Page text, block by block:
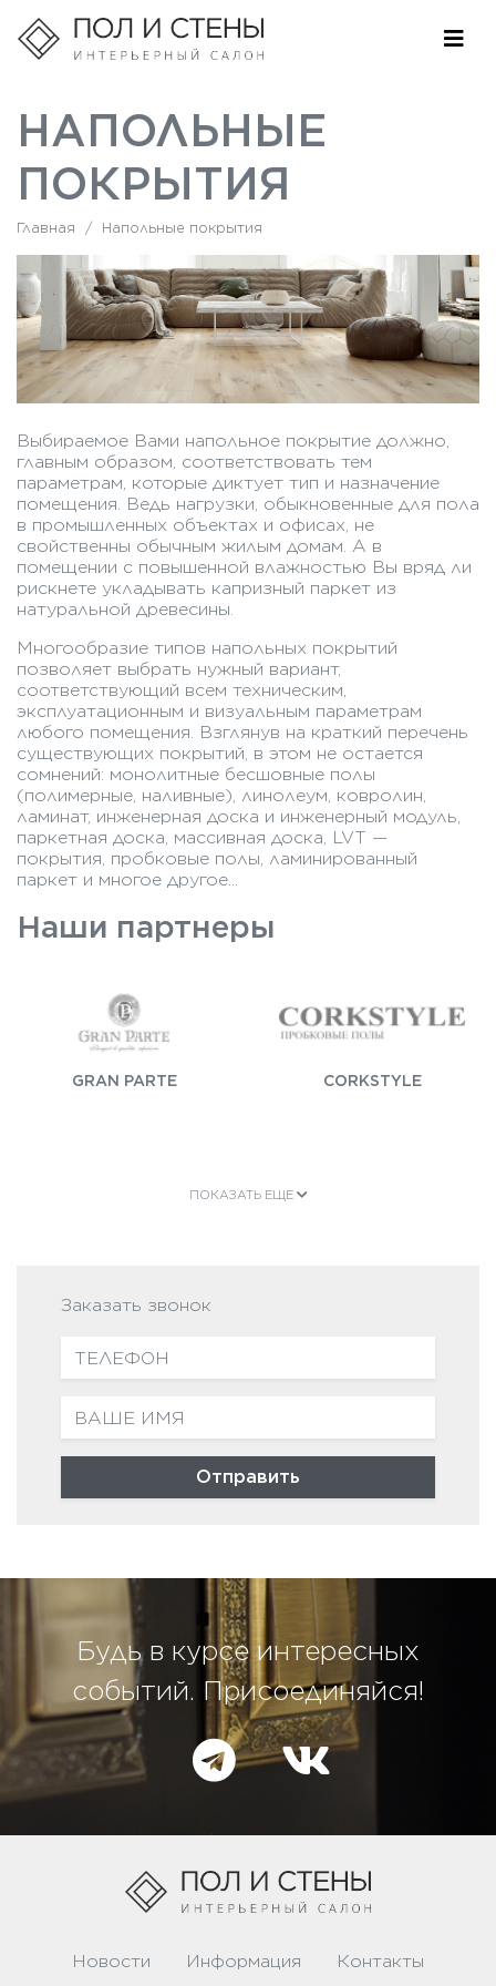
НАПОЛЬНЫЕ
ПОКРЫТИЯ
Главная / Напольные покрытия
Выбираемое Вами напольное покрытие должно,
главным образом, соответствовать тем
параметрам, которые диктует тип и назначение
помещения. Ведь нагрузки, обыкновенные для пола
в промышленных объектах и офисах, не
свойственны обычным жилым домам. А в
помещении с повышенной влажностью Вы вряд ли
рискнете укладывать капризный паркет из
натуральной древесины.
Многообразие типов напольных покрытий
позволяет выбрать нужный вариант,
соответствующий всем техническим,
эксплуатационным и визуальным параметрам
любого помещения. Взглянув на краткий перечень
существующих покрытий, в этом не остается
сомнений: монолитные бесшовные полы
(полимерные, наливные), линолеум, ковролин,
ламинат, инженерная доска и инженерный модуль,
паркетная доска, массивная доска, LVT —
покрытия, пробковые полы, ламинированный
паркет и многое другое...
Наши партнеры
GRAN PARTE CORKSTYLE
ПОКАЗАТЬ ЕЩЕ
Заказать звонок
Отправить
Будь в курсе интересных
событий. Присоединяйся!
Новости Информация Контакты